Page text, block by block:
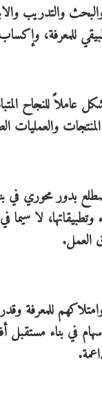
والبحث والتدريب
للمعرفة،
عاملاً للنجاح
والعمليات
بدور محوري في
لا
العمل.
للمعرفة
في بناء